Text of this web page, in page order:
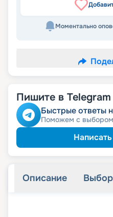
Моментально
Пишите в Telegram
Быстрые ответы
Поможем с
Описание